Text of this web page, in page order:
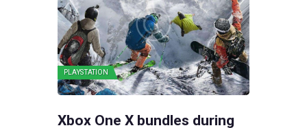
PLAYSTATION
Xbox One X bundles during